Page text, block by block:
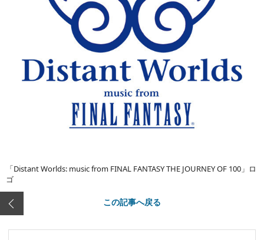
「Distant Worlds: music from FINAL FANTASY THE JOURNEY OF 100」ロ
ゴ
この記事へ戻る